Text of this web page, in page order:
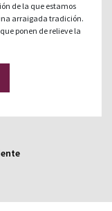
de la que estamos
arraigada tradición.
ponen de relieve la